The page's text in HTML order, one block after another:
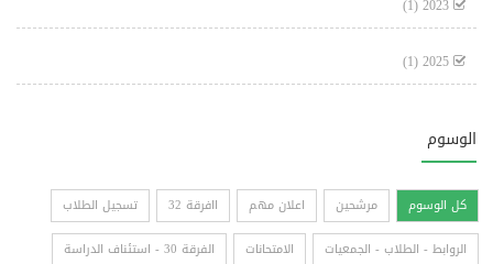
(1)
(1)
الوسوم
كل الوسوم مرشحين اعلان مهم اافرقة 32
تسجيل الطلاب
الروابط - الطلاب - الجمعيات
الامتحانات
الفرقة 30 - استئناف الدراسة